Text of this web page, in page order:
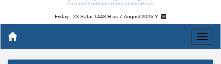
Friday , 23 Safar 1448 H as7 August 2026 Y